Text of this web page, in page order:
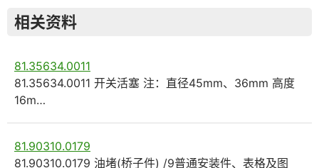
相关资料
81.35634.0011
81.35634.0011 开关活塞 注：直径45mm、36mm 高度
16m…
81.90310.0179
81.90310.0179 油堵(桥子件) /9普通安装件、表格及图